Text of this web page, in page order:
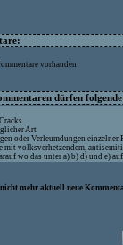
vorhanden
dürfen
Art
oder Verleumdungen einzelner
mit volksverhetzendem,
wo das unter a) b) d) und e)
mehr aktuell neue